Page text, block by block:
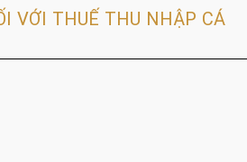
VỚI THUẾ THU NHẬP CÁ